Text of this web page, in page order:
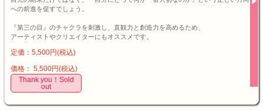
への前進を促すでしょう。
『第三の目』のチャクラを刺激し、直観力と創造力を高めるため、
アーティストやクリエイターにもオススメです。
定価：5,500円(税込)
価格： 5,500円(税込)
Thank you！Sold
out